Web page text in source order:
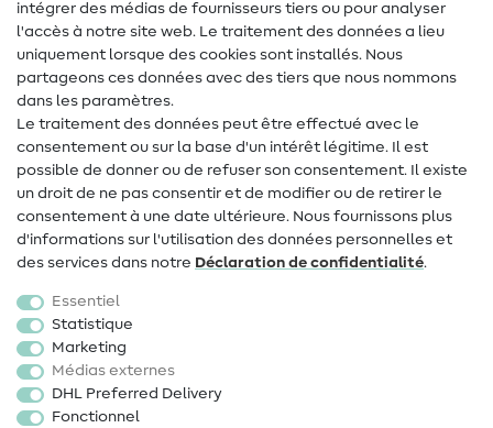
Aide & contact
Contact
Changement de propriétaire
FAQ
Droit de rétractation
Populaire
Accessoires de couture
Promotions
intégrer des médias de fournisseurs tiers ou pour analyser
l'accès à notre site web. Le traitement des données a lieu
uniquement lorsque des cookies sont installés. Nous
partageons ces données avec des tiers que nous nommons
dans les paramètres.
Le traitement des données peut être effectué avec le
consentement ou sur la base d'un intérêt légitime. Il est
possible de donner ou de refuser son consentement. Il existe
un droit de ne pas consentir et de modifier ou de retirer le
consentement à une date ultérieure. Nous fournissons plus
d'informations sur l'utilisation des données personnelles et
des services dans notre Déclaration de confidentialité.
Essentiel
Statistique
Marketing
Médias externes
DHL Preferred Delivery
Fonctionnel